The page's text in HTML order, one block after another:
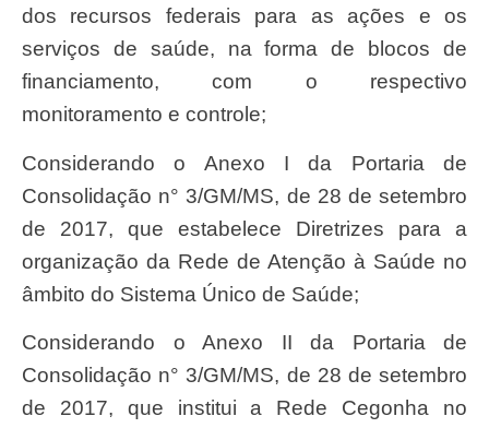
dos recursos federais para as ações e os
serviços de saúde, na forma de blocos de
financiamento, com o respectivo
monitoramento e controle;
Considerando o Anexo I da Portaria de
Consolidação n° 3/GM/MS, de 28 de setembro
de 2017, que estabelece Diretrizes para a
organização da Rede de Atenção à Saúde no
âmbito do Sistema Único de Saúde;
Considerando o Anexo II da Portaria de
Consolidação n° 3/GM/MS, de 28 de setembro
de 2017, que institui a Rede Cegonha no